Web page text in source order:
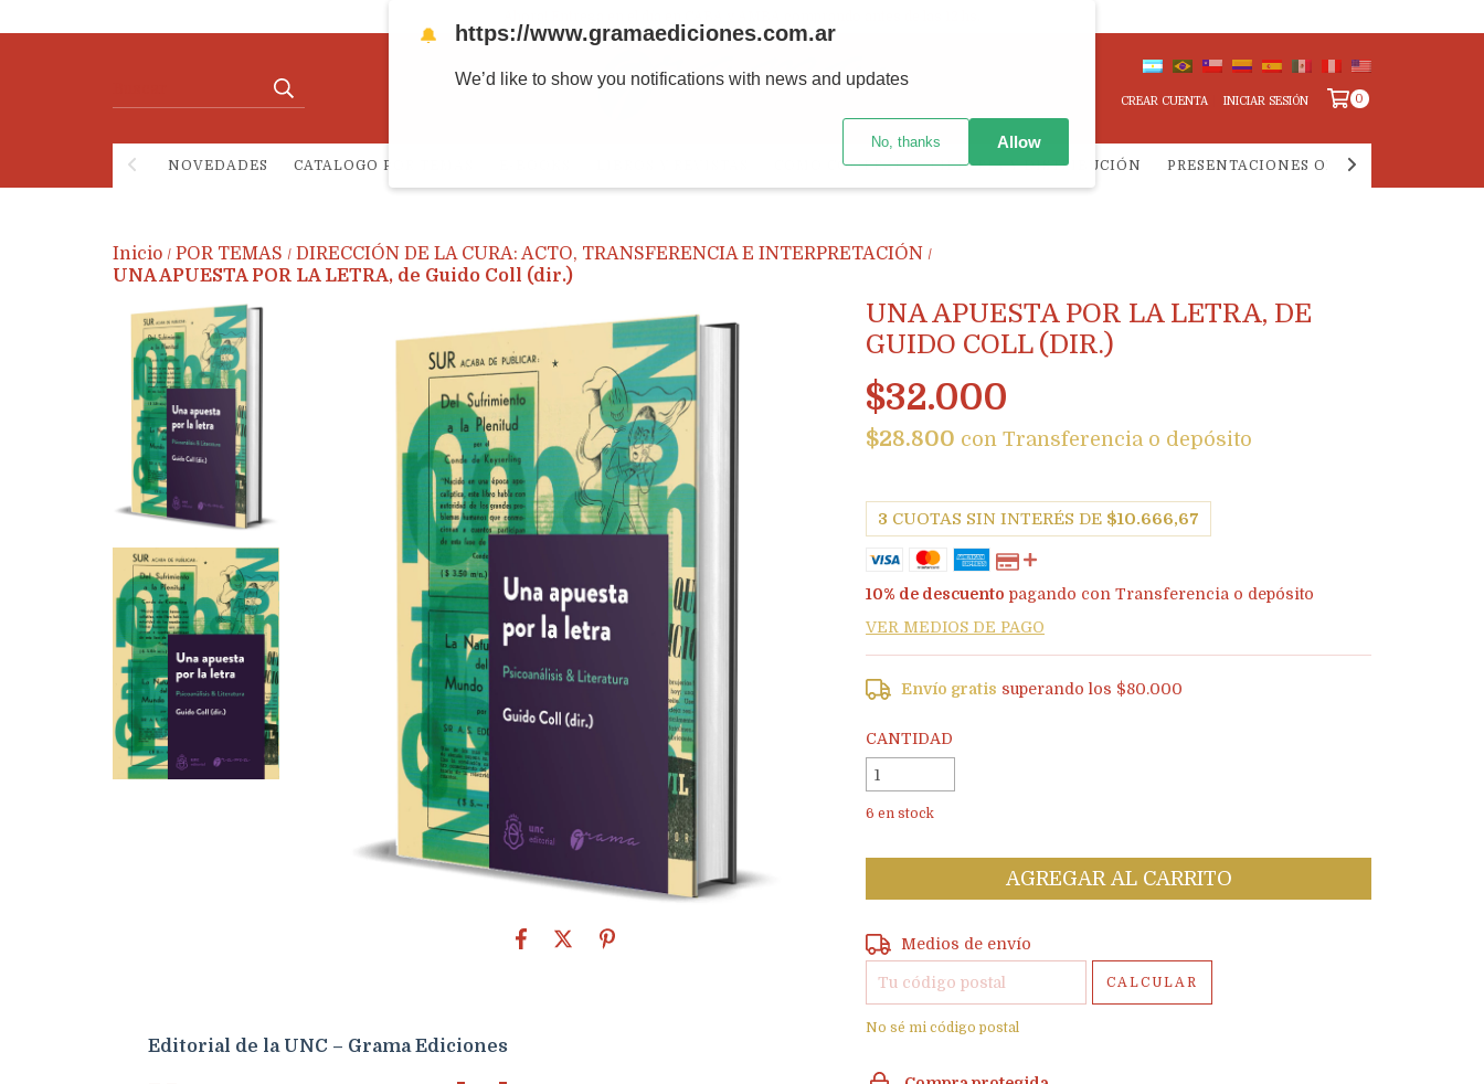
CREAR CUENTA INICIAR SESIÓN 0
NOVEDADES CATALOGO POR TEMAS CÓMO COMPRAR LIBRERIA Y DISTRIBUCIÓN PRESENTACIONES ONLINE
Inicio / POR TEMAS / DIRECCIÓN DE LA CURA: ACTO, TRANSFERENCIA E INTERPRETACIÓN /
UNA APUESTA POR LA LETRA, de Guido Coll (dir.)
Editorial de la UNC – Grama Ediciones
UNA APUESTA POR LA LETRA, DE
GUIDO COLL (DIR.)
$32.000
$28.800 con Transferencia o depósito
3 CUOTAS SIN INTERÉS DE $10.666,67
10% de descuento pagando con Transferencia o depósito
VER MEDIOS DE PAGO
Envío gratis superando los $80.000
CANTIDAD
6 en stock
Entregas para el CP:
Medios de envío
CALCULAR
No sé mi código postal
🔔 https://www.gramaediciones.com.ar
We’d like to show you notifications with news and updates
No, thanks Allow